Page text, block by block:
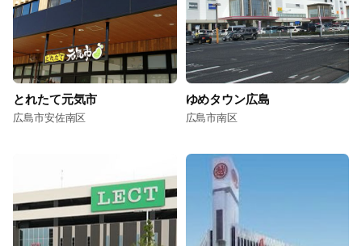
とれたて元気市
広島市安佐南区
ゆめタウン広島
広島市南区